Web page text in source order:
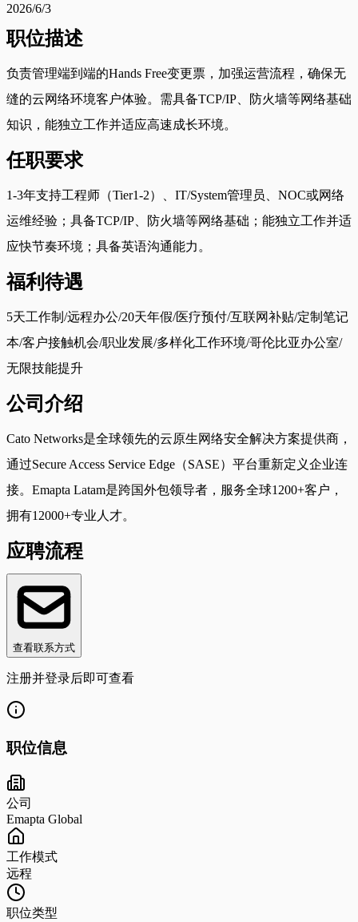
2026/6/3
职位描述
负责管理端到端的Hands Free变更票，加强运营流程，确保无
缝的云网络环境客户体验。需具备TCP/IP、防火墙等网络基础
知识，能独立工作并适应高速成长环境。
任职要求
1-3年支持工程师（Tier1-2）、IT/System管理员、NOC或网络
运维经验；具备TCP/IP、防火墙等网络基础；能独立工作并适
应快节奏环境；具备英语沟通能力。
福利待遇
5天工作制/远程办公/20天年假/医疗预付/互联网补贴/定制笔记
本/客户接触机会/职业发展/多样化工作环境/哥伦比亚办公室/
无限技能提升
公司介绍
Cato Networks是全球领先的云原生网络安全解决方案提供商，
通过Secure Access Service Edge（SASE）平台重新定义企业连
接。Emapta Latam是跨国外包领导者，服务全球1200+客户，
拥有12000+专业人才。
应聘流程
查看联系方式
注册并登录后即可查看
职位信息
公司
Emapta Global
工作模式
远程
职位类型